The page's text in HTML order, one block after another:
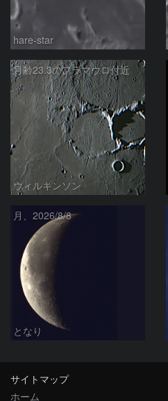
hare-star
月齢23.3のフラマウロ付近
ウィルキンソン
月、2026/8/8
となり
サイトマップ
ホーム